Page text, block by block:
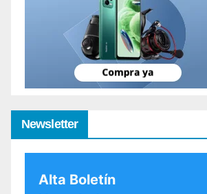
Newsletter
Alta Boletín